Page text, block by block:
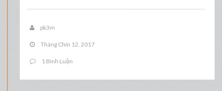
pk3m
Tháng Chín 12, 2017
1 Bình Luận